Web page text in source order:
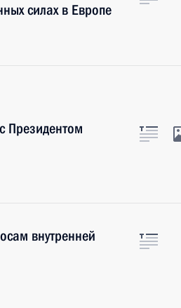
силах в Европе
Президентом
внутренней